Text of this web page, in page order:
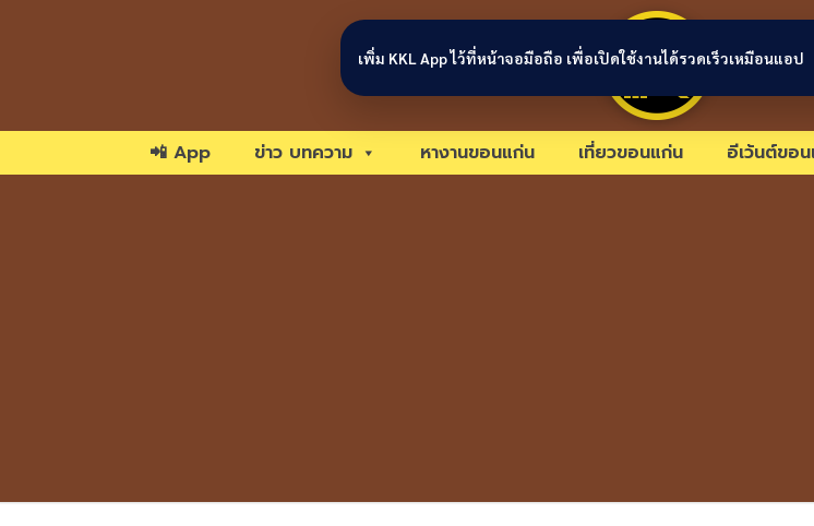
ขอนแก่
📲 App ข่าว บทความ หางานขอนแก่น เที่ยวขอนแก่น อีเว้นต์ขอ
เพิ่ม KKL App ไว้ที่หน้าจอมือถือ เพื่อเปิดใช้งานได้รวดเร็วเหมือนแอป